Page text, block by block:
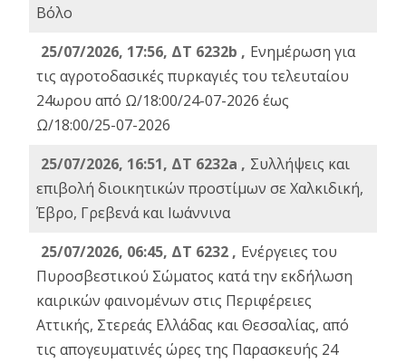
Βόλο
25/07/2026, 17:56, ΔΤ 6232b , Ενημέρωση για
τις αγροτοδασικές πυρκαγιές του τελευταίου
24ωρου από Ω/18:00/24-07-2026 έως
Ω/18:00/25-07-2026
25/07/2026, 16:51, ΔΤ 6232a , Συλλήψεις και
επιβολή διοικητικών προστίμων σε Χαλκιδική,
Έβρο, Γρεβενά και Ιωάννινα
25/07/2026, 06:45, ΔΤ 6232 , Ενέργειες του
Πυροσβεστικού Σώματος κατά την εκδήλωση
καιρικών φαινομένων στις Περιφέρειες
Αττικής, Στερεάς Ελλάδας και Θεσσαλίας, από
τις απογευματινές ώρες της Παρασκευής 24